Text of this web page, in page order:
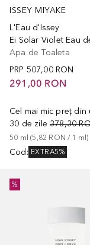
ISSEY MIYAKE
L'Eau d'Issey
Apa de Toaleta
PRP 507,00 RON
291,00 RON
Cel mai mic preț din
30 de zile 378,30
50 ml (5,82 RON / 1 ml)
Cod : EXTRA5%
%